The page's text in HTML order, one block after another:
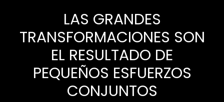
LAS GRANDES
TRANSFORMACIONES SON
EL RESULTADO DE
PEQUEÑOS ESFUERZOS
CONJUNTOS